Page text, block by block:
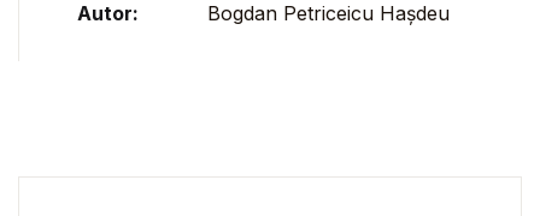
Autor: Bogdan Petriceicu Hașdeu